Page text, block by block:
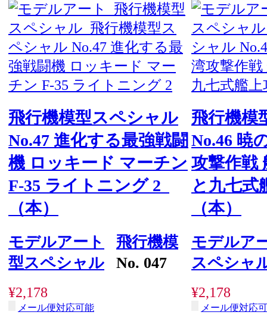
飛行機模型スペシャル
No.47 進化する最強戦闘
機 ロッキード マーチン
F-35 ライトニング 2
（本）
モデルアート
飛行機模
型スペシャル No. 047
¥2,178
メール便対応可能
飛行機模
No.46 暁
攻撃作戦
と九七
（本）
モデルア
スペシャ
¥2,178
メール便対応